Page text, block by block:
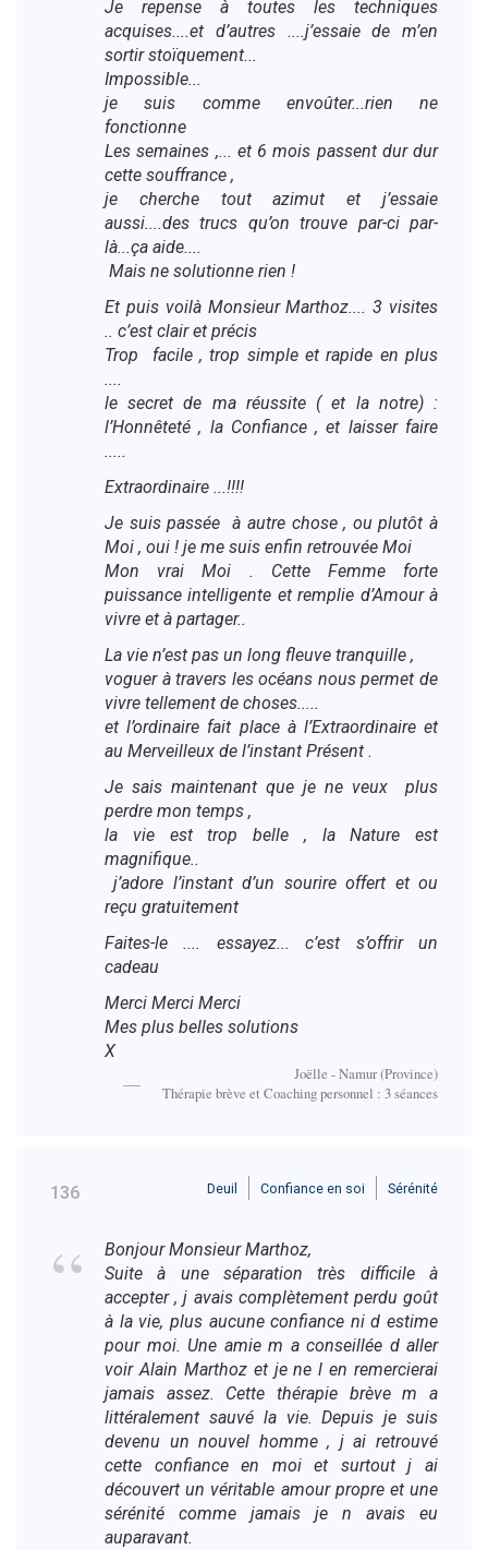
Je repense à toutes les techniques
acquises....et d’autres ....j’essaie de m’en
sortir stoïquement...
Impossible...
je suis comme envoûter...rien ne
fonctionne
Les semaines ,... et 6 mois passent dur dur
cette souffrance ,
je cherche tout azimut et j’essaie
aussi....des trucs qu’on trouve par-ci par-
là...ça aide....
Mais ne solutionne rien !
Et puis voilà Monsieur Marthoz.... 3 visites
.. c’est clair et précis
Trop facile , trop simple et rapide en plus
....
le secret de ma réussite ( et la notre) :
l’Honnêteté , la Confiance , et laisser faire
.....
Extraordinaire ...!!!!
Je suis passée à autre chose , ou plutôt à
Moi , oui ! je me suis enfin retrouvée Moi
Mon vrai Moi . Cette Femme forte
puissance intelligente et remplie d’Amour à
vivre et à partager..
La vie n’est pas un long fleuve tranquille ,
voguer à travers les océans nous permet de
vivre tellement de choses.....
et l’ordinaire fait place à l’Extraordinaire et
au Merveilleux de l’instant Présent .
Je sais maintenant que je ne veux plus
perdre mon temps ,
la vie est trop belle , la Nature est
magnifique..
j’adore l’instant d’un sourire offert et ou
reçu gratuitement
Faites-le .... essayez... c’est s’offrir un
cadeau
Merci Merci Merci
Mes plus belles solutions
X
Joëlle - Namur (Province)
Thérapie brève et Coaching personnel : 3 séances
136 Deuil Confiance en soi Sérénité
Bonjour Monsieur Marthoz,
Suite à une séparation très difficile à
accepter , j avais complètement perdu goût
à la vie, plus aucune confiance ni d estime
pour moi. Une amie m a conseillée d aller
voir Alain Marthoz et je ne l en remercierai
jamais assez. Cette thérapie brève m a
littéralement sauvé la vie. Depuis je suis
devenu un nouvel homme , j ai retrouvé
cette confiance en moi et surtout j ai
découvert un véritable amour propre et une
sérénité comme jamais je n avais eu
auparavant.